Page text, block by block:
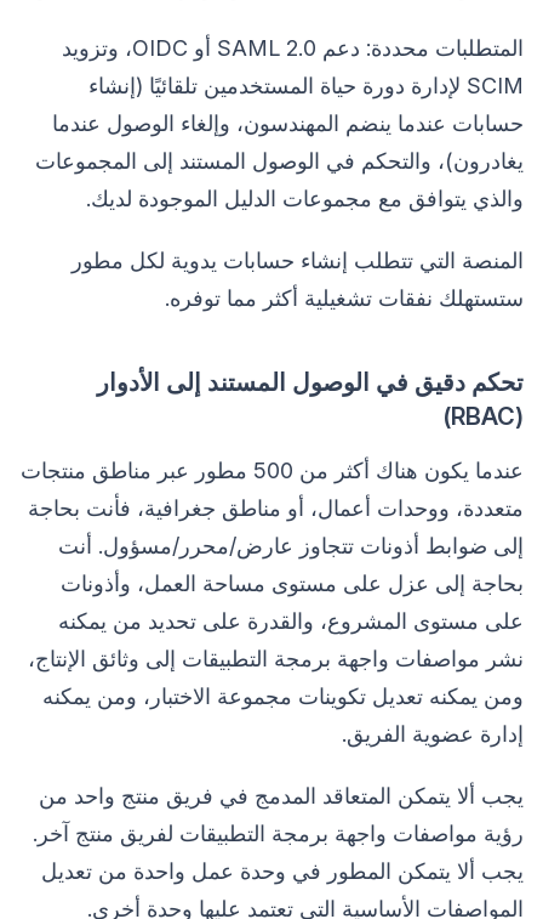
المتطلبات محددة: دعم SAML 2.0 أو OIDC، وتزويد
SCIM لإدارة دورة حياة المستخدمين تلقائيًا (إنشاء
حسابات عندما ينضم المهندسون، وإلغاء الوصول عندما
يغادرون)، والتحكم في الوصول المستند إلى المجموعات
والذي يتوافق مع مجموعات الدليل الموجودة لديك.
المنصة التي تتطلب إنشاء حسابات يدوية لكل مطور
ستستهلك نفقات تشغيلية أكثر مما توفره.
تحكم دقيق في الوصول المستند إلى الأدوار
(RBAC)
عندما يكون هناك أكثر من 500 مطور عبر مناطق منتجات
متعددة، ووحدات أعمال، أو مناطق جغرافية، فأنت بحاجة
إلى ضوابط أذونات تتجاوز عارض/محرر/مسؤول. أنت
بحاجة إلى عزل على مستوى مساحة العمل، وأذونات
على مستوى المشروع، والقدرة على تحديد من يمكنه
نشر مواصفات واجهة برمجة التطبيقات إلى وثائق الإنتاج،
ومن يمكنه تعديل تكوينات مجموعة الاختبار، ومن يمكنه
إدارة عضوية الفريق.
يجب ألا يتمكن المتعاقد المدمج في فريق منتج واحد من
رؤية مواصفات واجهة برمجة التطبيقات لفريق منتج آخر.
يجب ألا يتمكن المطور في وحدة عمل واحدة من تعديل
المواصفات الأساسية التي تعتمد عليها وحدة أخرى.